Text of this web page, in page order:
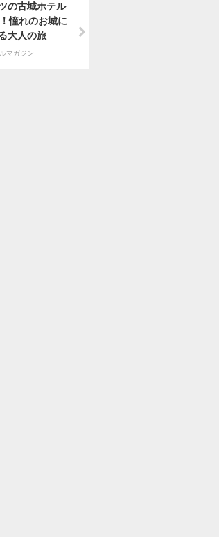
の古城ホテル
憧れのお城に
大人の旅
マガジン